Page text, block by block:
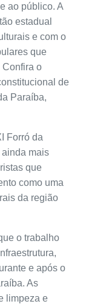
ao público. A
estadual
e com o
que
Confira o
de
Paraíba,
Forró da
mais
que
como uma
da região
o trabalho
e após o
As
limpeza e